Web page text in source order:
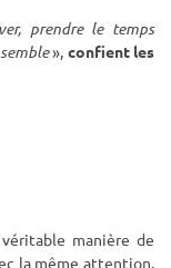
prendre le temps
», confient les
manière de
la même attention,